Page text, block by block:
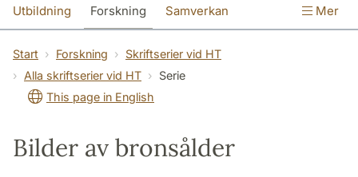
Utbildning Forskning Samverkan Mer
Start Forskning
Skriftserier vid HT
Alla skriftserier vid HT
Serie
This page in English
Bilder av bronsålder